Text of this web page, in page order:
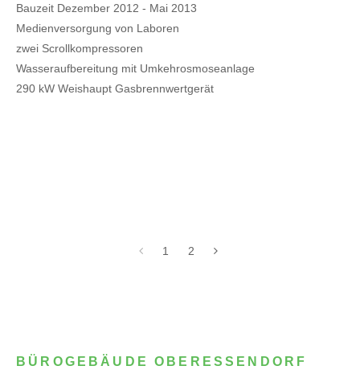
Bauzeit Dezember 2012 - Mai 2013
Medienversorgung von Laboren
zwei Scrollkompressoren
Wasseraufbereitung mit Umkehrosmoseanlage
290 kW Weishaupt Gasbrennwertgerät
1 2
BÜROGEBÄUDE OBERESSENDORF